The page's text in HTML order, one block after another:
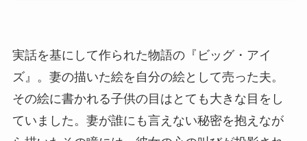
実話を基にして作られた物語の『ビッグ・アイ
ズ』。妻の描いた絵を自分の絵として売った夫。
その絵に書かれる子供の目はとても大きな目をし
ていました。妻が誰にも言えない秘密を抱えなが